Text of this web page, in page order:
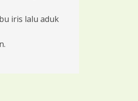
iris lalu aduk